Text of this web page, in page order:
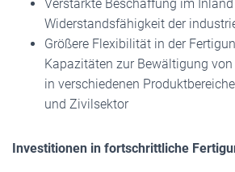
Verstärkte Beschaffung im
Widerstandsfähigkeit der
Größere Flexibilität in der
Kapazitäten zur Bewältigung
in verschiedenen
und Zivilsektor
Investitionen in fortschrittliche